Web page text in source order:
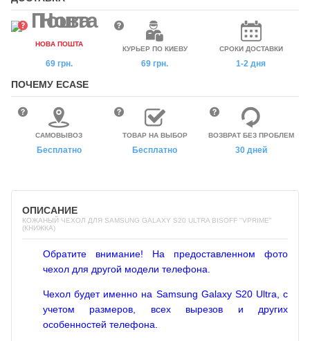
НОВА ПОШТА
69 грн.
КУРЬЕР ПО КИЕВУ
69 грн.
СРОКИ ДОСТАВКИ
1-2 дня
ПОЧЕМУ ECASE
САМОВЫВОЗ
Бесплатно
ТОВАР НА ВЫБОР
Бесплатно
ВОЗВРАТ БЕЗ ПРОБЛЕМ
30 дней
ОПИСАНИЕ
КОЖАНЫЙ ЧЕХОЛ ДЛЯ SAMSUNG GALAXY S20 ULTRA BISOFF "VPRIME"
(КНИЖКА)
Обратите внимание! На предоставленном фото
чехол для другой модели телефона.
Чехол будет именно на Samsung Galaxy S20 Ultra, с
учетом размеров, всех вырезов и других
особенностей телефона.